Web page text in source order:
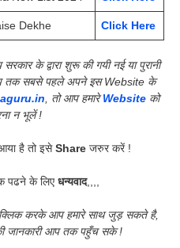
Dekhe Click Here
के द्वारा शुरू की गयी नई या पुरानी
तक सबसे पहले अपने इस Website के
, तो आप हमारेWebsiteको
न भूलें !
है तो इसेShare जरुर करें !
पढने के लिएधन्यवाद,,,,
क्लिक करके आप हमारे साथ जुड़ सकते है,
जानकारी आप तक पहुँच सके !